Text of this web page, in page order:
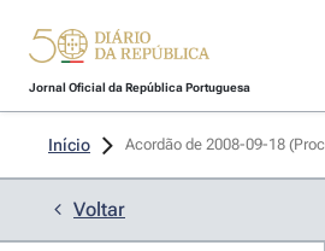
Jornal Oficial da República Portuguesa
Início Acordão de 2008-09-18
Voltar